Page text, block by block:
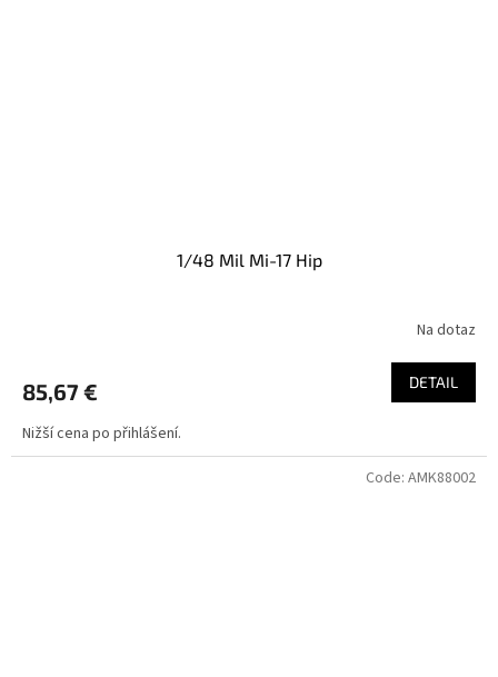
1/48 Mil Mi-17 Hip
Na dotaz
85,67 € DETAIL
Nižší cena po přihlášení.
Code: AMK88002